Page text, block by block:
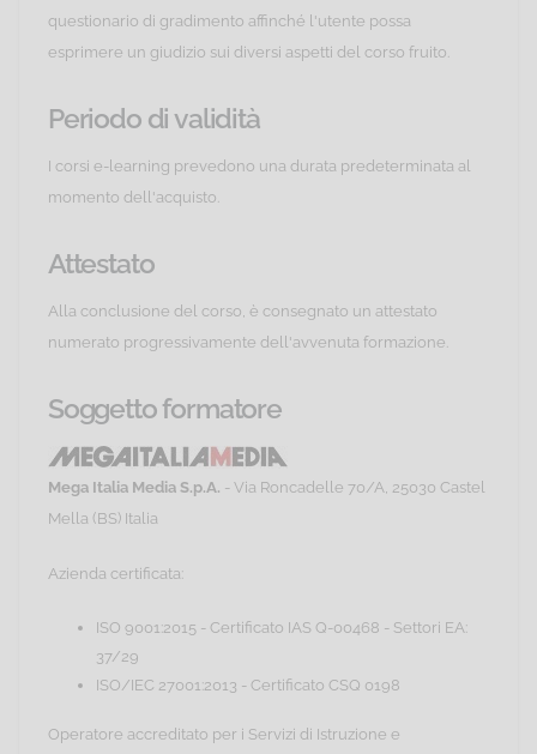
questionario di gradimento affinché l'utente possa
esprimere un giudizio sui diversi aspetti del corso fruito.
Periodo di validità
I corsi e-learning prevedono una durata predeterminata al
momento dell'acquisto.
Attestato
Alla conclusione del corso, è consegnato un attestato
numerato progressivamente dell'avvenuta formazione.
Soggetto formatore
Mega Italia Media S.p.A. - Via Roncadelle 70/A, 25030 Castel
Mella (BS) Italia
Azienda certificata:
ISO 9001:2015 - Certificato IAS Q-00468 - Settori EA:
37/29
ISO/IEC 27001:2013 - Certificato CSQ 0198
Operatore accreditato per i Servizi di Istruzione e